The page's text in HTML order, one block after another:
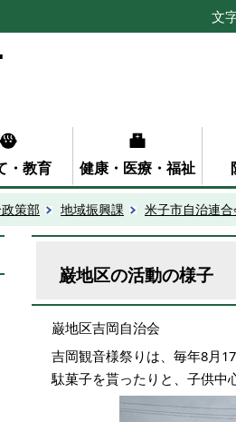
文
・教育 健康・医療・福祉
策部 地域振興課 米子市自治連
巌地区の活動の様子
巌地区吉岡自治会
吉岡観音様祭りは、毎年8月
駄菓子を貰ったりと、子供中